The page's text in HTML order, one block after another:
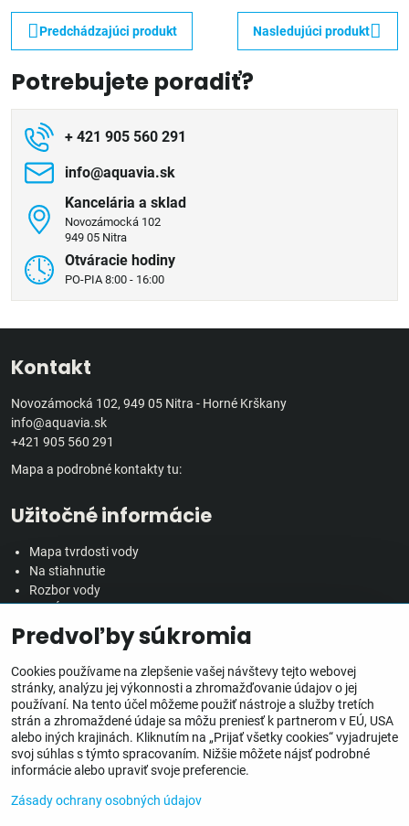
Predchádzajúci produkt Nasledujúci produkt
Potrebujete poradiť?
+ 421 905 560 291
info​@aquavia​.sk
Kancelária a sklad
Novozámocká 102
949 05 Nitra
Otváracie hodiny
PO-PIA 8:00 - 16:00
Kontakt
Novozámocká 102, 949 05 Nitra - Horné Krškany
info@aquavia.sk
+421 905 560 291
Mapa a podrobné kontakty tu:
Užitočné informácie
Mapa tvrdosti vody
Na stiahnutie
Rozbor vody
Veľkoobchodná spolupráca
Všetko o nákupe
Obchodné podmienky
Ochrana osobných údajov
Reklamačný poriadok
Doprava, doručenie a poplatky
Predvoľby súkromia
Cookies používame na zlepšenie vašej návštevy tejto webovej
stránky, analýzu jej výkonnosti a zhromažďovanie údajov o jej
používaní. Na tento účel môžeme použiť nástroje a služby tretích
strán a zhromaždené údaje sa môžu preniesť k partnerom v EÚ, USA
alebo iných krajinách. Kliknutím na „Prijať všetky cookies“ vyjadrujete
svoj súhlas s týmto spracovaním. Nižšie môžete nájsť podrobné
informácie alebo upraviť svoje preferencie.
Zásady ochrany osobných údajov